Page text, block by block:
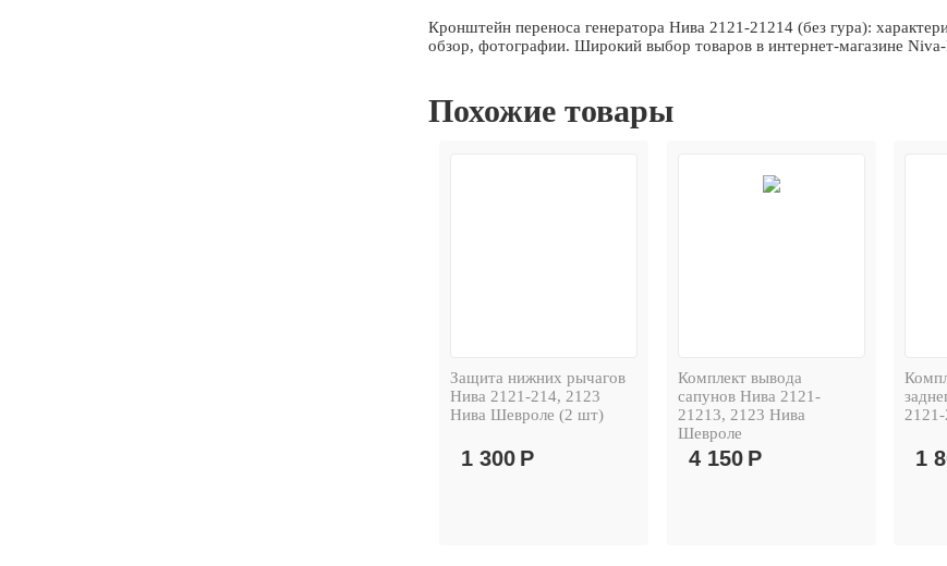
Кронштейн переноса генератора Нива 2121-21214 (без гура):
обзор, фотографии. Широкий выбор товаров в интернет-магазине
Похожие товары
Защита нижних рычагов
Нива 2121-214, 2123
Нива Шевроле (2 шт)
1 300 Р
Комплект вывода
сапунов Нива 2121-
21213, 2123 Нива
Шевроле
4 150 Р
2121-
1